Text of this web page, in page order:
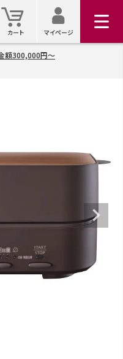
カート
カート
マイ
マイページ
額300,000円～